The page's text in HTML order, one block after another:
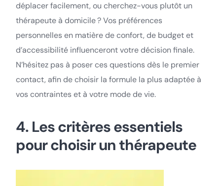
déplacer facilement, ou cherchez-vous plutôt un
thérapeute à domicile ? Vos préférences
personnelles en matière de confort, de budget et
d’accessibilité influenceront votre décision finale.
N’hésitez pas à poser ces questions dès le premier
contact, afin de choisir la formule la plus adaptée à
vos contraintes et à votre mode de vie.
4. Les critères essentiels
pour choisir un thérapeute